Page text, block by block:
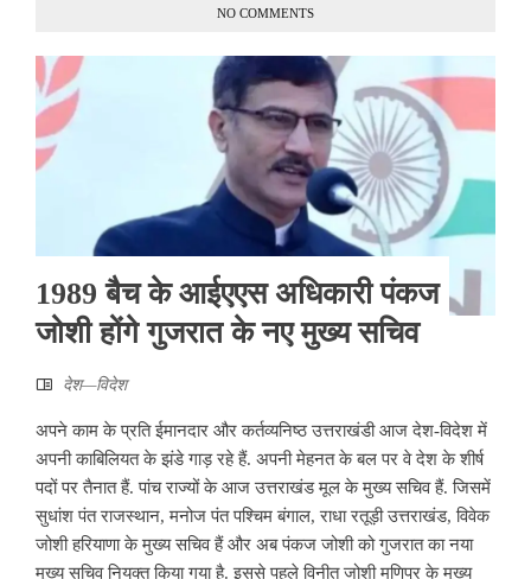
NO COMMENTS
1989 बैच के आईएएस अधिकारी पंकज
जोशी होंगे गुजरात के नए मुख्य सचिव
देश—विदेश
अपने काम के प्रति ईमानदार और कर्तव्यनिष्ठ उत्तराखंडी आज देश-विदेश में
अपनी काबिलियत के झंडे गाड़ रहे हैं. अपनी मेहनत के बल पर वे देश के शीर्ष
पदों पर तैनात हैं. पांच राज्यों के आज उत्तराखंड मूल के मुख्य सचिव हैं. जिसमें
सुधांश पंत राजस्थान, मनोज पंत पश्चिम बंगाल, राधा रतूड़ी उत्तराखंड, विवेक
जोशी हरियाणा के मुख्य सचिव हैं और अब पंकज जोशी को गुजरात का नया
मुख्य सचिव नियुक्त किया गया है. इससे पहले विनीत जोशी मणिपुर के मुख्य